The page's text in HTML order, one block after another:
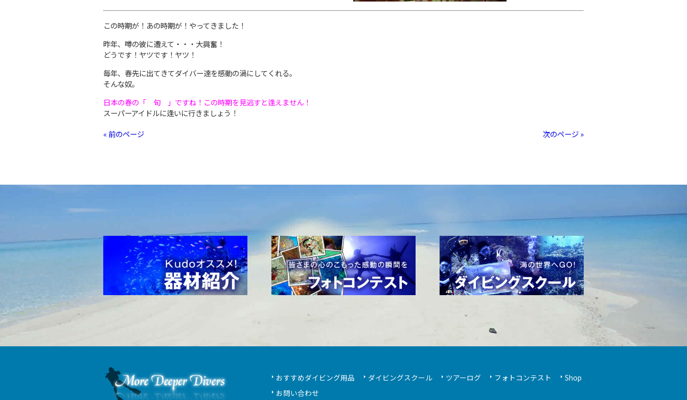
この時期が！あの時期が！やってきました！
昨年、噂の彼に遭えて・・・大興奮！
どうです！ヤツです！ヤツ！
毎年、春先に出てきてダイバー達を感動の渦にしてくれる。
そんな奴。
日本の春の「 旬 」ですね ！この時期を見逃すと逢えません！
スーパーアイドルに逢いに行きましょう！
« 前のページ
次のページ »
おすすめダイビング用品 ダイビングスクール ツアーログ フォトコンテスト
Shop
お問い合わせ